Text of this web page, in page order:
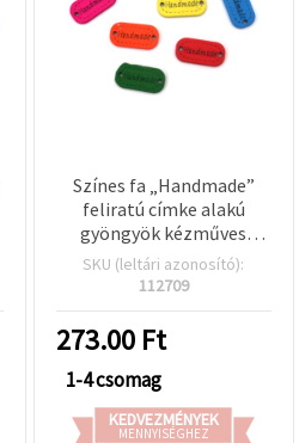
Színes fa „Handmade”
feliratú címke alakú
gyöngyök kézműves
hobbihoz, vegyes színek,
12x24x2,5 mm, furat 1
SKU (leltári azonosító):
112709
273.00 Ft
1-4 csomag
KEDVEZMÉNYEK
MENNYISÉGHEZ